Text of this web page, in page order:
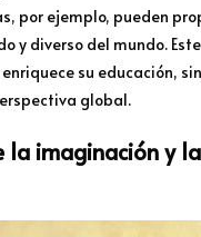
por ejemplo, pueden
y diverso del mundo. Este
su educación,
global.
la imaginación y la